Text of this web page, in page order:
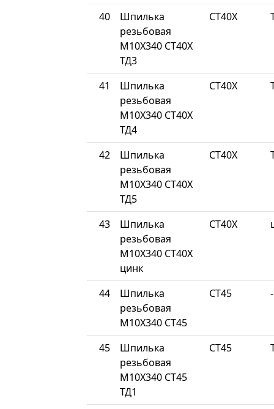
40
Шпилька
резьбовая
М10Х340 СТ40Х
ТД3
СТ40Х
41
Шпилька
резьбовая
М10Х340 СТ40Х
ТД4
СТ40Х
42
Шпилька
резьбовая
М10Х340 СТ40Х
ТД5
СТ40Х
43
Шпилька
резьбовая
М10Х340 СТ40Х
цинк
СТ40Х
44
Шпилька
резьбовая
М10Х340 СТ45
СТ45 -
45
Шпилька
резьбовая
М10Х340 СТ45
ТД1
СТ45